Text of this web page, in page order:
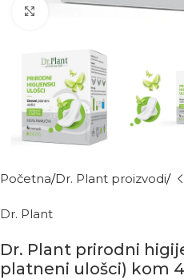
Kliknite za povećanje
Početna Dr. Plant proizvodi
Dr. Plant
Dr. Plant prirodni
platneni ulošci) kom 4